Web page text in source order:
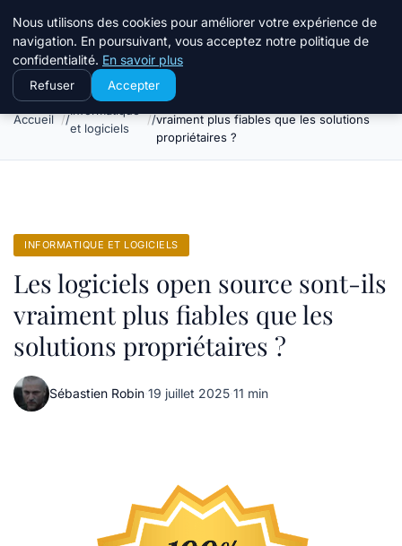
Stillweb
Accueil
et logiciels
Les logiciels open source sont-ils
vraiment plus fiables que les solutions
propriétaires ?
INFORMATIQUE ET LOGICIELS
Les logiciels open source sont-ils
vraiment plus fiables que les
solutions propriétaires ?
Sébastien Robin·19 juillet 2025·11 min
Nous utilisons des cookies pour améliorer votre expérience de
navigation. En poursuivant, vous acceptez notre politique de
confidentialité. En savoir plus
Refuser Accepter